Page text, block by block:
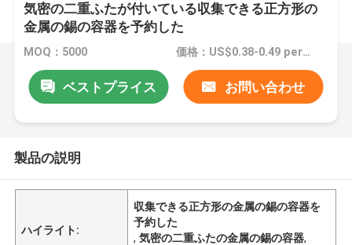
気密の二重ふたが付いている収集できる正方形の
金属の錫の容器を予約した
MOQ：5000 価格：US$0.38-0.49 per piece
ベストプライス お問い合わせ
製品の説明
ハイライト:
収集できる正方形の金属の錫の容器を
予約した
,気密の二重ふたの金属の錫の容器,